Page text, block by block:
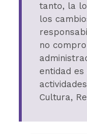
tanto, la
los
no
entidad
Cultura,